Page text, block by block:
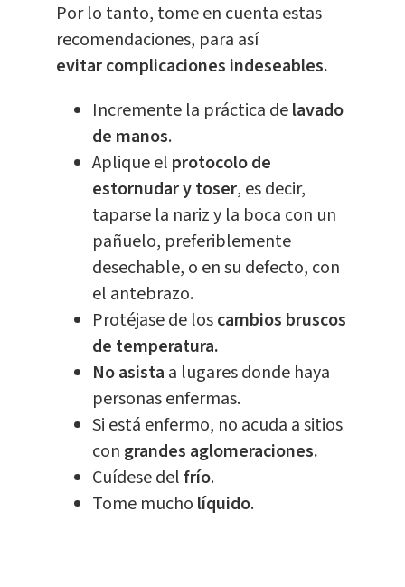
Por lo tanto, tome en cuenta estas
recomendaciones, para así
evitar complicaciones indeseables.
Incremente la práctica delavado
de manos.
Aplique el protocolo de
estornudar y toser, es decir,
taparse la nariz y la boca con un
pañuelo, preferiblemente
desechable, o en su defecto, con
el antebrazo.
Protéjase de loscambios bruscos
de temperatura.
No asista a lugares donde haya
personas enfermas.
Si está enfermo, no acuda a sitios
con grandes aglomeraciones.
Cuídese delfrío.
Tome mucho líquido.